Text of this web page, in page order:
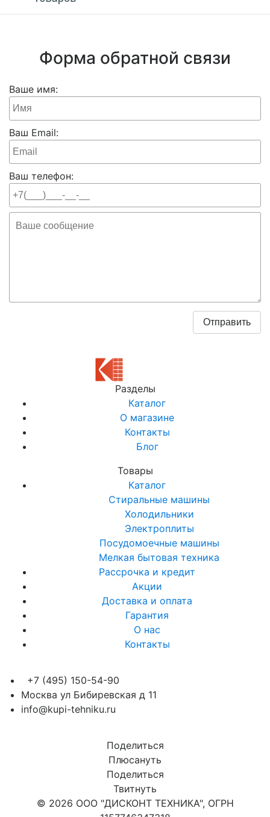
Форма обратной связи
Ваше имя:
Ваш Email:
Ваш телефон:
Разделы
Каталог
О магазине
Контакты
Блог
Товары
Каталог
Стиральные машины
Холодильники
Электроплиты
Посудомоечные машины
Мелкая бытовая техника
Рассрочка и кредит
Акции
Доставка и оплата
Гарантия
О нас
Контакты
+7 (495) 150-54-90
Москва ул Бибиревская д 11
info@kupi-tehniku.ru
Поделиться
Плюсануть
Поделиться
Твитнуть
© 2026 ООО "ДИСКОНТ ТЕХНИКА", ОГРН